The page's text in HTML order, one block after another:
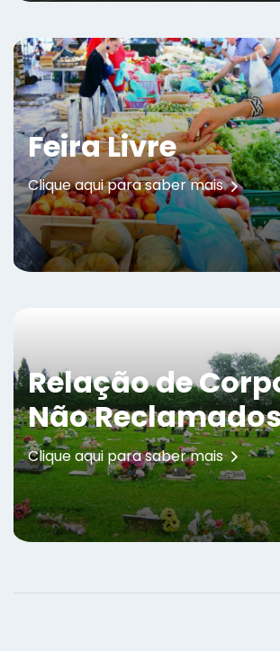
Feira Livre
Clique aqui para saber mais
Relação de
Não
Clique aqui para saber mais